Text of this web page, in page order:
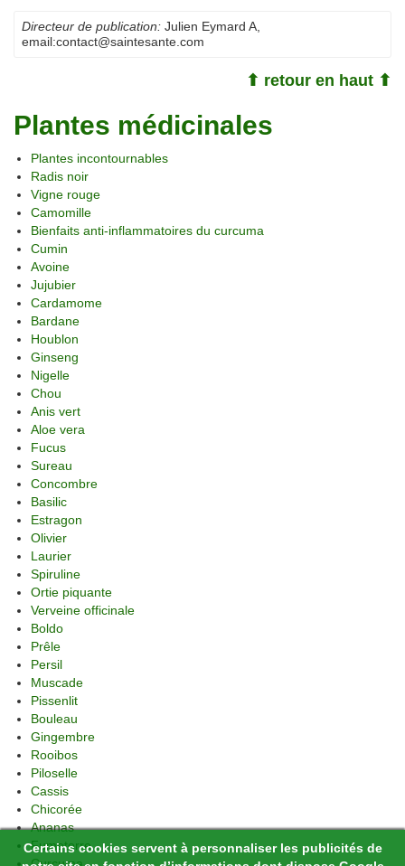
Certains cookies servent à personnaliser les publicités de
Directeur de publication: Julien Eymard A,
email:contact@saintesante.com
⬆ retour en haut ⬆
Plantes médicinales
Plantes incontournables
Radis noir
Vigne rouge
Camomille
Bienfaits anti-inflammatoires du curcuma
Cumin
Avoine
Jujubier
Cardamome
Bardane
Houblon
Ginseng
Nigelle
Chou
Anis vert
Aloe vera
Fucus
Sureau
Concombre
Basilic
Estragon
Olivier
Laurier
Spiruline
Ortie piquante
Verveine officinale
Boldo
Prêle
Persil
Muscade
Pissenlit
Bouleau
Gingembre
Rooibos
Piloselle
Cassis
Chicorée
Ananas
Fumeterre